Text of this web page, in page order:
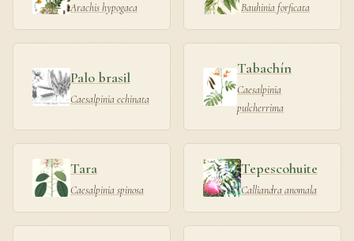
Arachis hypogaea Bauhinia forficata
Palo brasil
Caesalpinia echinata
Tabachín
Caesalpinia
pulcherrima
Tara
Caesalpinia spinosa
Tepescohuite
Calliandra anomala